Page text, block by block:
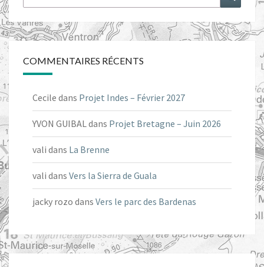
COMMENTAIRES RÉCENTS
Cecile dans Projet Indes – Février 2027
YVON GUIBALdans Projet Bretagne – Juin 2026
vali dans La Brenne
vali dans Vers la Sierra de Guala
jacky rozo dans Vers le parc des Bardenas